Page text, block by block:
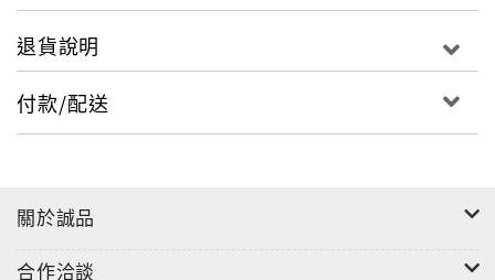
退貨說明
付款/配送
關於誠品
合作洽談